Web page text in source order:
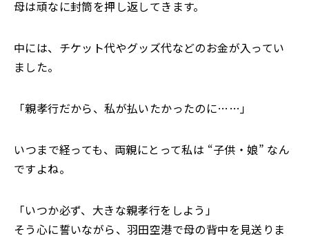
母は頑なに封筒を押し返してきます。
中には、チケット代やグッズ代などのお金が入ってい
ました。
「親孝行だから、私が払いたかったのに……」
――いつまで経っても、両親にとって私は “子供・娘” なん
ですよね。
「いつか必ず、大きな親孝行をしよう」
そう心に誓いながら、羽田空港で母の背中を見送りま